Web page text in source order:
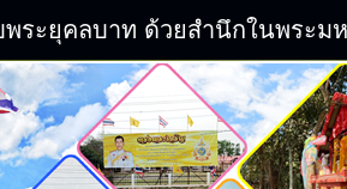
ระยุคลบาท ด้วยสำนึกในพระ